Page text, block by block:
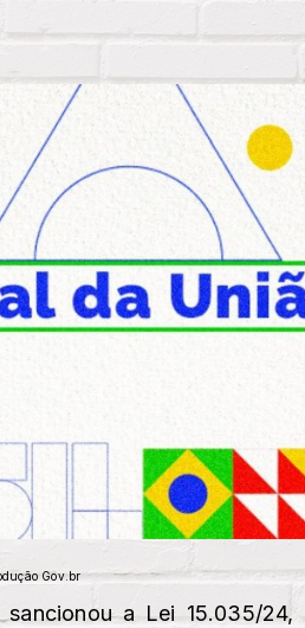
Gov.br
a Lei 15.035/